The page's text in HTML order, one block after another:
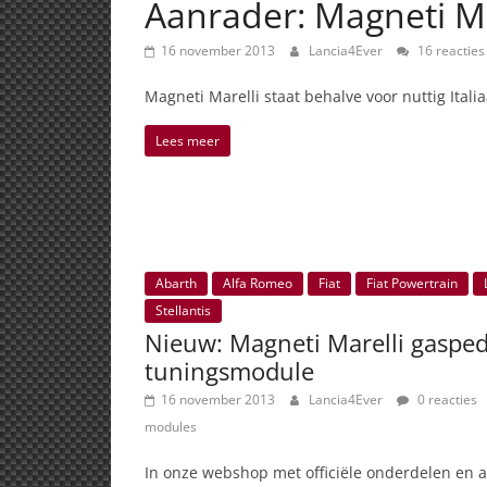
Aanrader: Magneti
16 november 2013 Lancia4Ever 16 reacties
Magneti Marelli staat behalve voor nuttig
Lees meer
Abarth Alfa Romeo Fiat Fiat Powertrain
Stellantis
Nieuw: Magneti Marelli
tuningsmodule
16 november 2013 Lancia4Ever 0 reacties
modules
In onze webshop met officiële onderdelen en